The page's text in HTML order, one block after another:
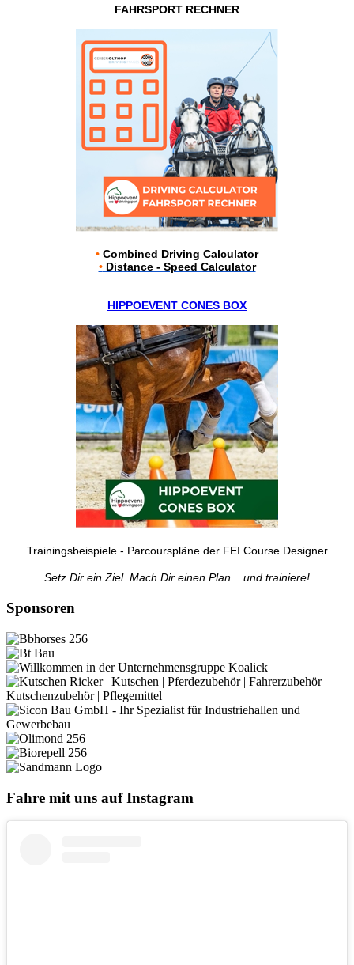
FAHRSPORT RECHNER
• Combined Driving Calculator
•Distance - Speed Calculator
HIPPOEVENT CONES BOX
Trainingsbeispiele - Parcourspläne der FEI Course Designer
Setz Dir ein Ziel. Mach Dir einen Plan... und trainiere!
Sponsoren
Fahre mit uns auf Instagram